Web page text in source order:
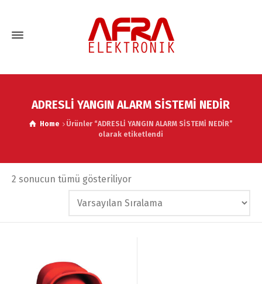
ADRESLİ YANGIN ALARM SİSTEMİ NEDİR
Home
Ürünler “ADRESLİ YANGIN ALARM SİSTEMİ NEDİR”
olarak etiketlendi
2 sonucun tümü gösteriliyor